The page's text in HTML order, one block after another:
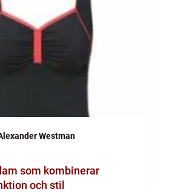
Westman
som kombinerar
och stil